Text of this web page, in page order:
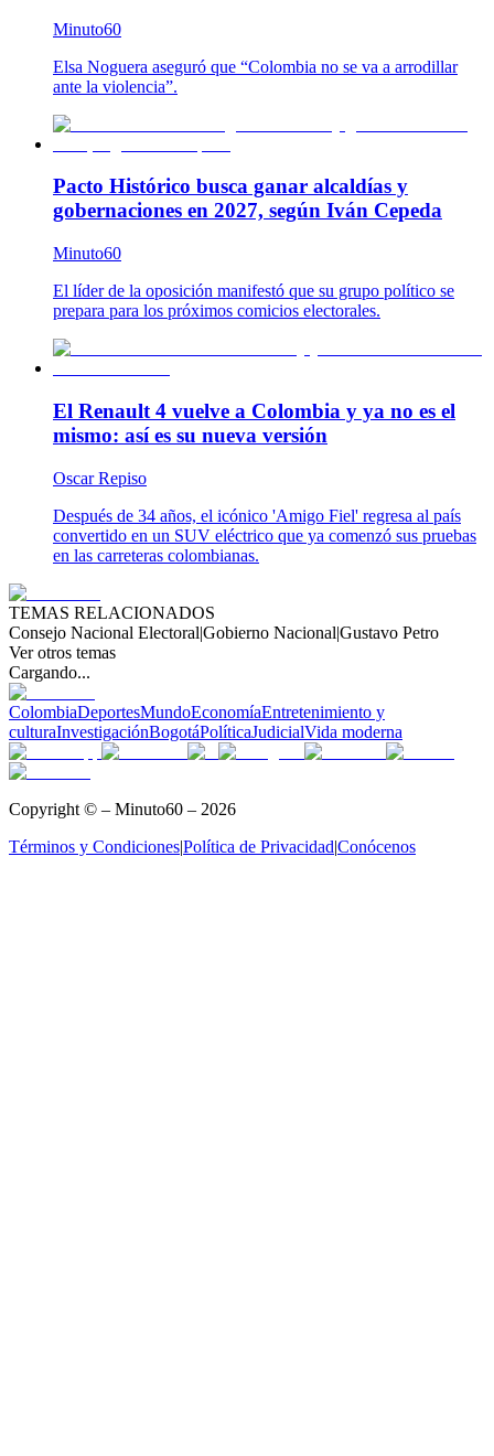
Minuto60
Elsa Noguera aseguró que “Colombia no se va a arrodillar
ante la violencia”.
Pacto Histórico busca ganar alcaldías y
gobernaciones en 2027, según Iván Cepeda
Minuto60
El líder de la oposición manifestó que su grupo político se
prepara para los próximos comicios electorales.
El Renault 4 vuelve a Colombia y ya no es el
mismo: así es su nueva versión
Oscar Repiso
Después de 34 años, el icónico 'Amigo Fiel' regresa al país
convertido en un SUV eléctrico que ya comenzó sus pruebas
en las carreteras colombianas.
TEMAS RELACIONADOS
Consejo Nacional Electoral|Gobierno Nacional|Gustavo Petro
Ver otros temas
Cargando...
ColombiaDeportesMundoEconomíaEntretenimiento y
culturaInvestigaciónBogotáPolíticaJudicialVida moderna
Copyright © – Minuto60 – 2026
Términos y Condiciones|Política de Privacidad|Conócenos